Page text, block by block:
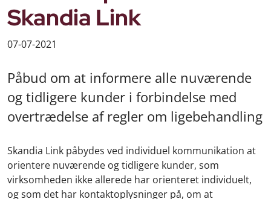
Skandia Link
07-07-2021
Påbud om at informere alle nuværende
og tidligere kunder i forbindelse med
overtrædelse af regler om ligebehandling
Skandia Link påbydes ved individuel kommunikation at
orientere nuværende og tidligere kunder, som
virksomheden ikke allerede har orienteret individuelt,
og som det har kontaktoplysninger på, om at